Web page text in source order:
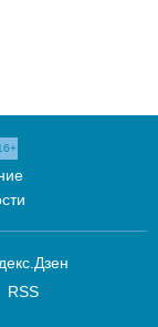
RSS